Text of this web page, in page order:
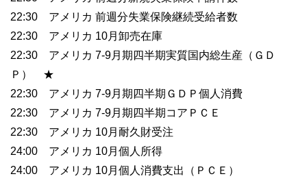
22:30 アメリカ 前週分失業保険継続受給者数
22:30 アメリカ 10月卸売在庫
22:30 アメリカ 7-9月期四半期実質国内総生産（ＧＤ
Ｐ） ★
22:30 アメリカ 7-9月期四半期ＧＤＰ個人消費
22:30 アメリカ 7-9月期四半期コアＰＣＥ
22:30 アメリカ 10月耐久財受注
24:00 アメリカ 10月個人所得
24:00 アメリカ 10月個人消費支出（ＰＣＥ）